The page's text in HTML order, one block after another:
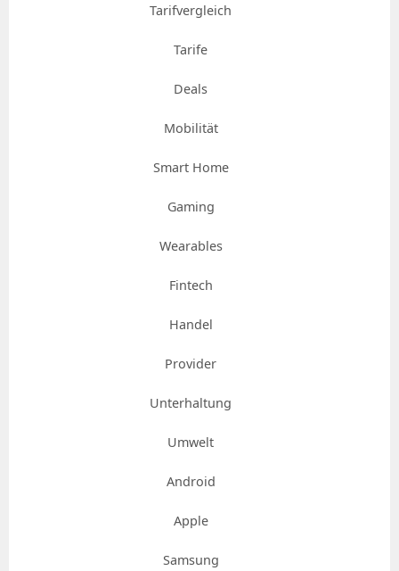
Tarifvergleich
Tarife
Deals
Mobilität
Smart Home
Gaming
Wearables
Fintech
Handel
Provider
Unterhaltung
Umwelt
Android
Apple
Samsung